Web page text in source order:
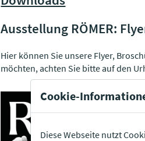
Ausstellung RÖMER:
Hier können Sie unsere Flyer,
möchten, achten Sie bitte auf den
Cookie-
Diese Webseite nutzt